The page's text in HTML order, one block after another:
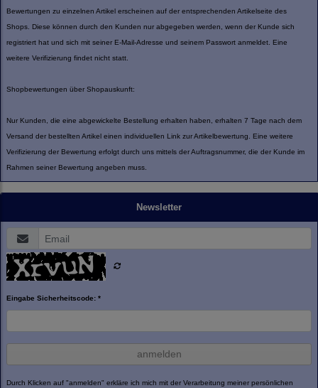
Bewertungen zu einzelnen Artikel erscheinen auf der entsprechenden Artikelseite des
Shops. Diese können durch den Kunden nur abgegeben werden, wenn der Kunde sich
registriert hat und sich mit seiner E-Mail-Adresse und seinem Passwort anmeldet. Eine
weitere Verifizierung findet nicht statt.
Shopbewertungen über Shopauskunft:
Nur Kunden, die eine abgewickelte Bestellung erhalten haben, erhalten 7 Tage nach dem
Versand der bestellten Artikel einen individuellen Link zur Artikelbewertung. Eine weitere
Verifizierung der Bewertung erfolgt durch uns mittels der Auftragsnummer, die der Kunde im
Rahmen seiner Bewertung angeben muss.
Newsletter
Eingabe Sicherheitscode: *
anmelden
Durch Klicken auf "anmelden" erkläre ich mich mit der Verarbeitung meiner persönlichen